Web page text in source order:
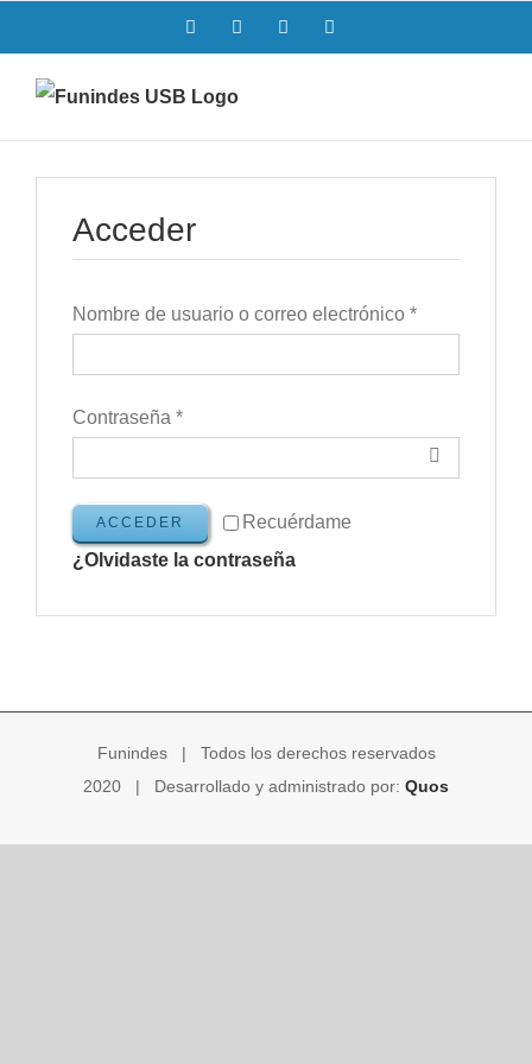
al
contenido
FacebookTwitter Instagram
Acceder
Nombre de usuario o correo electrónico *
Contraseña *
Recuérdame
ACCEDER
¿Olvidaste la contraseña
Funindes | Todos los derechos reservados
2020 | Desarrollado y administrado por: Quos